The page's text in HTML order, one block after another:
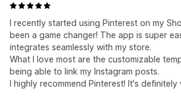
I recently started using Pinterest on my
been a game changer! The app is super
integrates seamlessly with my store.
What I love most are the customizable
being able to link my Instagram posts.
I highly recommend Pinterest! It's definitely